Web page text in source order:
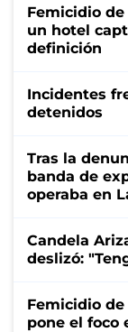
Femicidio
un hotel
definición
Incidentes
detenidos
Tras la
banda de
operaba en
Candela
deslizó:
Femicidio
pone el foco